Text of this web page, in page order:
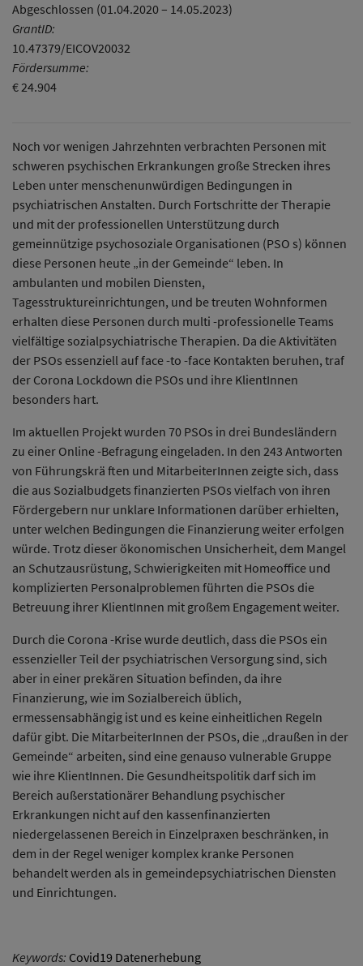
Abgeschlossen (01.04.2020 – 14.05.2023)
GrantID:
10.47379/EICOV20032
Fördersumme:
€ 24.904
Noch vor wenigen Jahrzehnten verbrachten Personen mit
schweren psychischen Erkrankungen große Strecken ihres
Leben unter menschenunwürdigen Bedingungen in
psychiatrischen Anstalten. Durch Fortschritte der Therapie
und mit der professionellen Unterstützung durch
gemeinnützige psychosoziale Organisationen (PSO s) können
diese Personen heute „in der Gemeinde“ leben. In
ambulanten und mobilen Diensten,
Tagesstruktureinrichtungen, und be treuten Wohnformen
erhalten diese Personen durch multi -professionelle Teams
vielfältige sozialpsychiatrische Therapien. Da die Aktivitäten
der PSOs essenziell auf face -to -face Kontakten beruhen, traf
der Corona Lockdown die PSOs und ihre KlientInnen
besonders hart.
Im aktuellen Projekt wurden 70 PSOs in drei Bundesländern
zu einer Online -Befragung eingeladen. In den 243 Antworten
von Führungskrä ften und MitarbeiterInnen zeigte sich, dass
die aus Sozialbudgets finanzierten PSOs vielfach von ihren
Fördergebern nur unklare Informationen darüber erhielten,
unter welchen Bedingungen die Finanzierung weiter erfolgen
würde. Trotz dieser ökonomischen Unsicherheit, dem Mangel
an Schutzausrüstung, Schwierigkeiten mit Homeoffice und
komplizierten Personalproblemen führten die PSOs die
Betreuung ihrer KlientInnen mit großem Engagement weiter.
Durch die Corona -Krise wurde deutlich, dass die PSOs ein
essenzieller Teil der psychiatrischen Versorgung sind, sich
aber in einer prekären Situation befinden, da ihre
Finanzierung, wie im Sozialbereich üblich,
ermessensabhängig ist und es keine einheitlichen Regeln
dafür gibt. Die MitarbeiterInnen der PSOs, die „draußen in der
Gemeinde“ arbeiten, sind eine genauso vulnerable Gruppe
wie ihre KlientInnen. Die Gesundheitspolitik darf sich im
Bereich außerstationärer Behandlung psychischer
Erkrankungen nicht auf den kassenfinanzierten
niedergelassenen Bereich in Einzelpraxen beschränken, in
dem in der Regel weniger komplex kranke Personen
behandelt werden als in gemeindepsychiatrischen Diensten
und Einrichtungen.
Keywords: Covid19 Datenerhebung